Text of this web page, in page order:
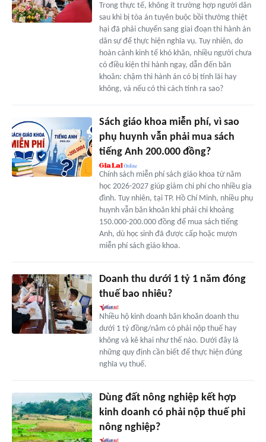
Trong thực tế, không ít trường hợp người dân
sau khi bị tòa án tuyên buộc bồi thường thiệt
hại đã phải chuyển sang giai đoạn thi hành án
dân sự để thực hiện nghĩa vụ. Tuy nhiên, do
hoàn cảnh kinh tế khó khăn, nhiều người chưa
có điều kiện thi hành ngay, dẫn đến băn
khoăn: chậm thi hành án có bị tính lãi hay
không, và nếu có thì cách tính ra sao?
Sách giáo khoa miễn phí, vì sao
phụ huynh vẫn phải mua sách
tiếng Anh 200.000 đồng?
Chính sách miễn phí sách giáo khoa từ năm
học 2026-2027 giúp giảm chi phí cho nhiều gia
đình. Tuy nhiên, tại TP. Hồ Chí Minh, nhiều phụ
huynh vẫn băn khoăn khi phải chi khoảng
150.000-200.000 đồng để mua sách tiếng
Anh, dù học sinh đã được cấp hoặc mượn
miễn phí sách giáo khoa.
Doanh thu dưới 1 tỷ 1 năm đóng
thuế bao nhiêu?
Nhiều hộ kinh doanh băn khoăn doanh thu
dưới 1 tỷ đồng/năm có phải nộp thuế hay
không và kê khai như thế nào. Dưới đây là
những quy định cần biết để thực hiện đúng
nghĩa vụ thuế.
Dùng đất nông nghiệp kết hợp
kinh doanh có phải nộp thuế phi
nông nghiệp?